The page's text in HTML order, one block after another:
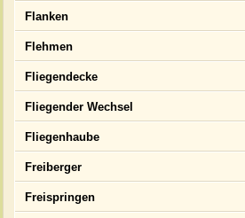
Flanken
Flehmen
Fliegendecke
Fliegender Wechsel
Fliegenhaube
Freiberger
Freispringen